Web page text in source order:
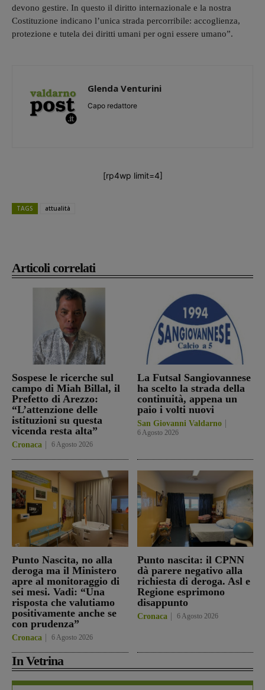
Articoli correlati
Sospese le ricerche sul
campo di Miah Billal, il
Prefetto di Arezzo:
“L’attenzione delle
istituzioni su questa
vicenda resta alta”
Cronaca 6 Agosto 2026
La Futsal Sangiovannese
ha scelto la strada della
continuità, appena un
paio i volti nuovi
San Giovanni Valdarno
6 Agosto 2026
Punto Nascita, no alla
deroga ma il Ministero
apre al monitoraggio di
sei mesi. Vadi: “Una
risposta che valutiamo
positivamente anche se
con prudenza”
Cronaca 6 Agosto 2026
Punto nascita: il CPNN
dà parere negativo alla
richiesta di deroga. Asl e
Regione esprimono
disappunto
Cronaca 6 Agosto 2026
In Vetrina
devono gestire. In questo il diritto internazionale e la nostra
Costituzione indicano l’unica strada percorribile: accoglienza,
protezione e tutela dei diritti umani per ogni essere umano”.
Glenda Venturini
Capo redattore
[rp4wp limit=4]
TAGS attualità